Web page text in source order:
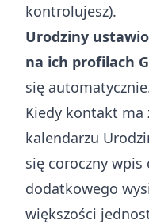
kontrolujesz).
Urodziny
na ich profilach
się
Kiedy kontakt ma
kalendarzu
się coroczny
dodatkowego
większości